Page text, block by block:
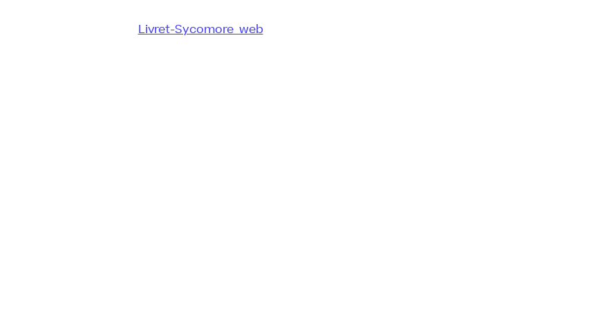
Livret-Sycomore_web